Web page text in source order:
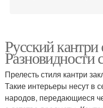
Русский кантри
Разновидности
Прелесть стиля кантри
Такие интерьеры несут в
народов, передающиеся